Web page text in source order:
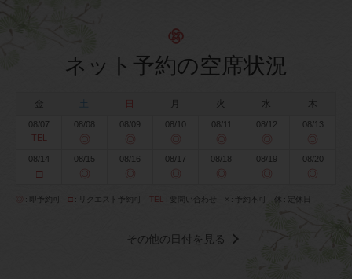
ネット予約の空席状況
金 土 火 水 木
08/07
TEL
08/08
◎
08/09
◎
08/10
◎
08/11
◎
08/12
◎
08/13
◎
08/14
□
08/15
◎
08/16
◎
08/17
◎
08/18
◎
08/19
◎
08/20
◎
即予約可 □ リクエスト予約可 TEL 要問い合わせ × 予約不可 休 定休日
その他の日付を見る